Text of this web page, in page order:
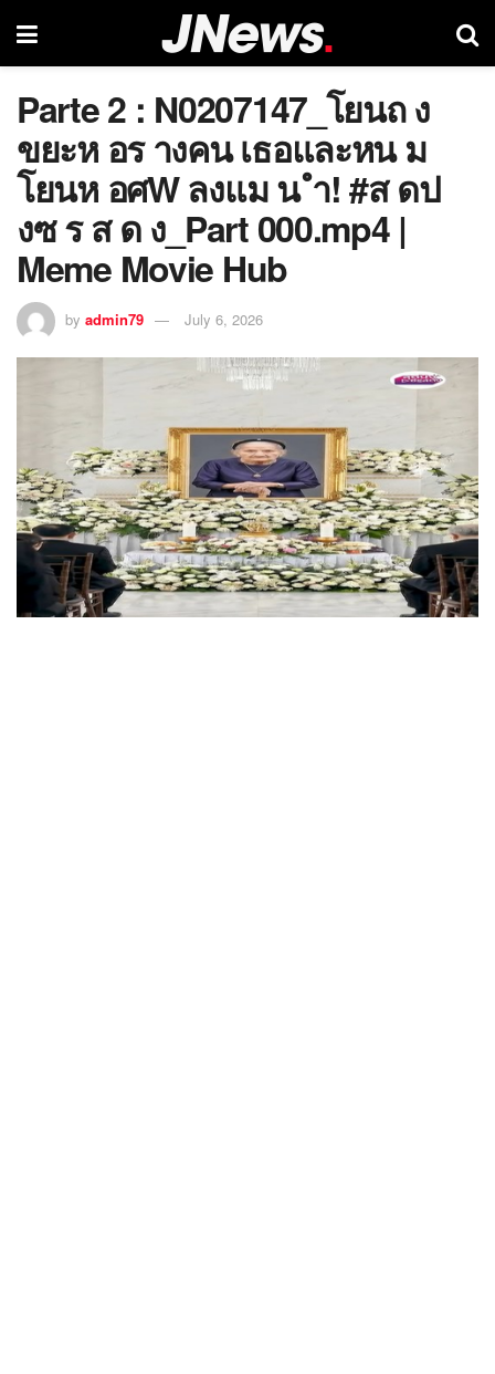
Parte 2 : N0207147_โยนถ ง
ขยะห อร างคน เธอและหน ม
โยนห อศW ลงแม น ำ! #ส ดป
งซ ร ส ด ง_Part 000.mp4 |
Meme Movie Hub
by admin79 July 6, 2026